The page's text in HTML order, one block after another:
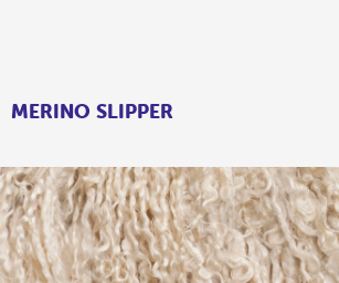
MERINO SLIPPER